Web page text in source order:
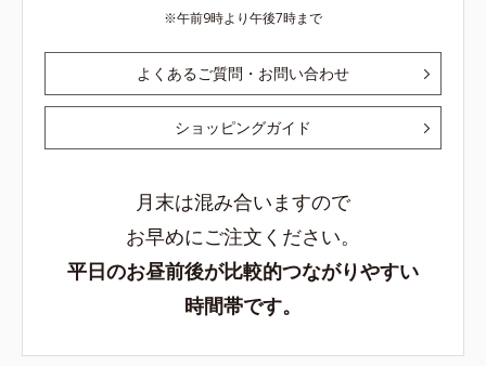
午前9時より午後7時まで
よくあるご質問・お問い合わせ
ショッピングガイド
月末は混み合いますので
お早めにご注文ください。
平日のお昼前後が比較的つながりやすい
時間帯です。